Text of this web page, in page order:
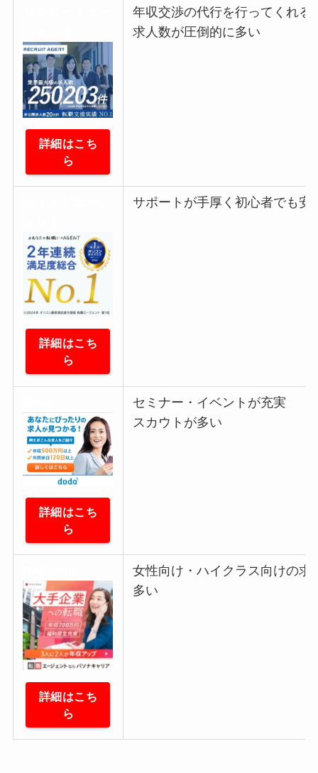
詳細はこち
ら
年収交渉の代行を行ってくれる
求人数が圧倒的に多い
詳細はこち
ら
サポートが手厚く初心者でも安
詳細はこち
ら
セミナー・イベント が充実
スカウトが多い
詳細はこち
ら
女性向け・ハイクラス 向けの求
多い